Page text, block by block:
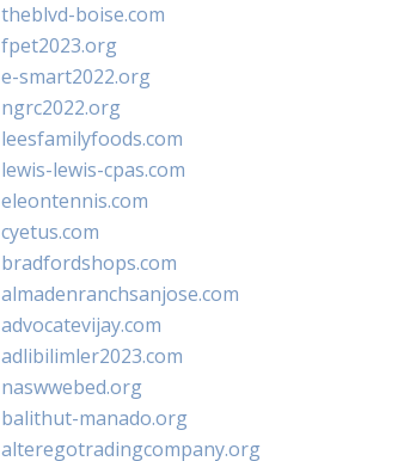
theblvd-boise.com
fpet2023.org
e-smart2022.org
ngrc2022.org
leesfamilyfoods.com
lewis-lewis-cpas.com
eleontennis.com
cyetus.com
bradfordshops.com
almadenranchsanjose.com
advocatevijay.com
adlibilimler2023.com
naswwebed.org
balithut-manado.org
alteregotradingcompany.org